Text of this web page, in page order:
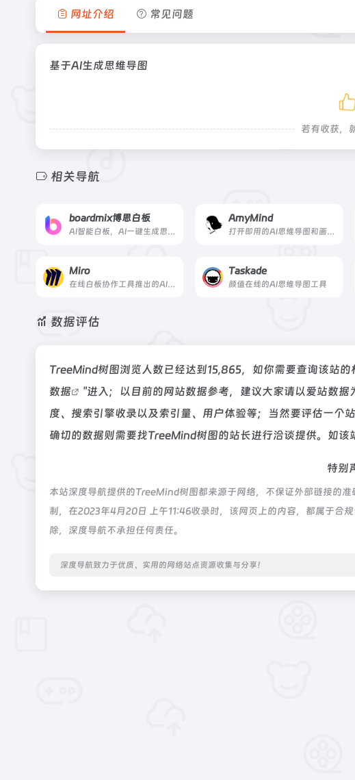
网址介绍 常见问题
基于AI生成思维导图
若有收获，
相关导航
boardmix博思白板
AI智能白板，AI一键生成思维导图
AmyMind
打开即用的AI思维导图和画板在线工具。
Miro
在线白板协作工具推出的AI思维导图工具
Taskade
颜值在线的AI思维导图工具
数据评估
TreeMind树图浏览人数已经达到15,865，如你需要查询该站
数据
"进入；以目前的网站数据参考，建议大家请以爱站数
度、搜索引擎收录以及索引量、用户体验等；当然要评估一个
确切的数据则需要找TreeMind树图的站长进行洽谈提供。如该
特别
本站深度导航提供的TreeMind树图都来源于网络，不保证外部链接的
制，在2023年4月20日 上午11:46收录时，该网页上的内容，都属于合
除，深度导航不承担任何责任。
深度导航致力于优质、实用的网络站点资源收集与分享！